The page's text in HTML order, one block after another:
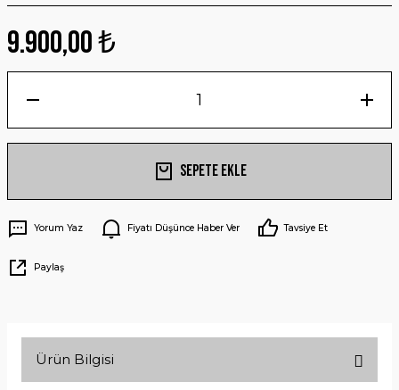
9.900,00 ₺
Sepete Ekle
Yorum Yaz Fiyatı Düşünce Haber Ver Tavsiye Et
Paylaş
Ürün Bilgisi